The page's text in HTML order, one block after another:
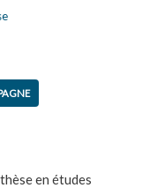
en études